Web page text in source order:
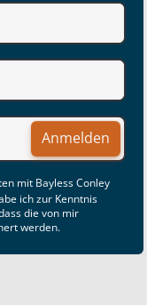
Anmelden
mit Bayless Conley
ich zur Kenntnis
die von mir
werden.